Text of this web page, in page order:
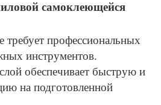
самоклеющейся
требует профессиональных
инструментов.
обеспечивает быструю и
на подготовленной